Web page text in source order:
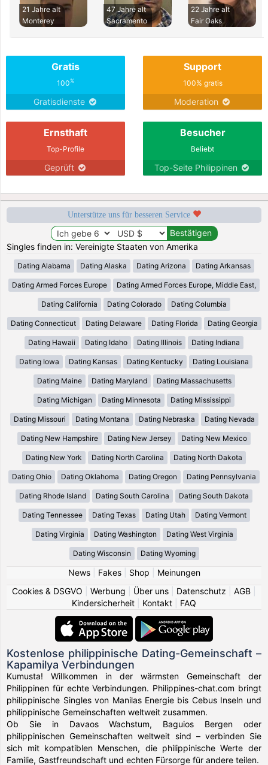
21 Jahre alt
Monterey
47 Jahre alt
Sacramento
22 Jahre alt
Fair Oaks
Gratis
100%
Gratisdienste
Support
100% gratis
Moderation
Ernsthaft
Top-Profile
Geprüft
Besucher
Beliebt
Top-Seite Philippinen
Unterstütze uns für besseren Service
Singles finden in: Vereinigte Staaten von Amerika
Dating Alabama Dating Alaska Dating Arizona Dating Arkansas
Dating Armed Forces Europe Dating Armed Forces Europe, Middle East,
Dating California Dating Colorado Dating Columbia
Dating Connecticut Dating Delaware Dating Florida Dating Georgia
Dating Hawaii Dating Idaho Dating Illinois Dating Indiana
Dating Iowa Dating Kansas Dating Kentucky Dating Louisiana
Dating Maine Dating Maryland Dating Massachusetts
Dating Michigan Dating Minnesota Dating Mississippi
Dating Missouri Dating Montana Dating Nebraska Dating Nevada
Dating New Hampshire Dating New Jersey Dating New Mexico
Dating New York Dating North Carolina Dating North Dakota
Dating Ohio Dating Oklahoma Dating Oregon Dating Pennsylvania
Dating Rhode Island Dating South Carolina Dating South Dakota
Dating Tennessee Dating Texas Dating Utah Dating Vermont
Dating Virginia Dating Washington Dating West Virginia
Dating Wisconsin Dating Wyoming
News| Fakes| Shop
Meinungen
Cookies & DSGVO
Werbung Über uns Datenschutz AGB
Kindersicherheit
Kontakt FAQ
Kostenlose philippinische Dating-Gemeinschaft –
Kapamilya Verbindungen
Kumusta! Willkommen in der wärmsten Gemeinschaft der
Philippinen für echte Verbindungen. Philippines-chat.com bringt
philippinische Singles von Manilas Energie bis Cebus Inseln und
philippinische Gemeinschaften weltweit zusammen.
Ob Sie in Davaos Wachstum, Baguios Bergen oder
philippinischen Gemeinschaften weltweit sind – verbinden Sie
sich mit kompatiblen Menschen, die philippinische Werte der
Familie, Gastfreundschaft und echten Fürsorge für andere teilen.